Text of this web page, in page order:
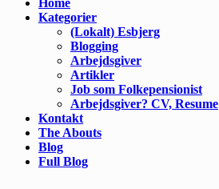
Kategorier
(Lokalt) Esbjerg
Blogging
Arbejdsgiver
Artikler
Job som Folkepensionist
Arbejdsgiver? CV, Resume
Kontakt
The Abouts
Blog
Full Blog